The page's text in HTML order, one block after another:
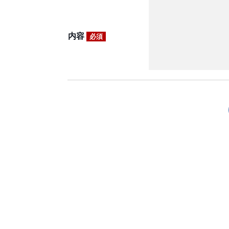
内容 必須